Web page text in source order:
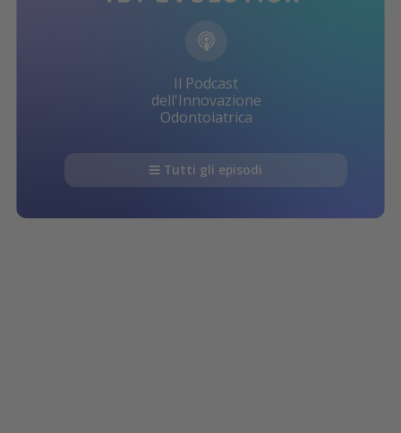
Il Podcast
dell'Innovazione
Odontoiatrica
Tutti gli episodi